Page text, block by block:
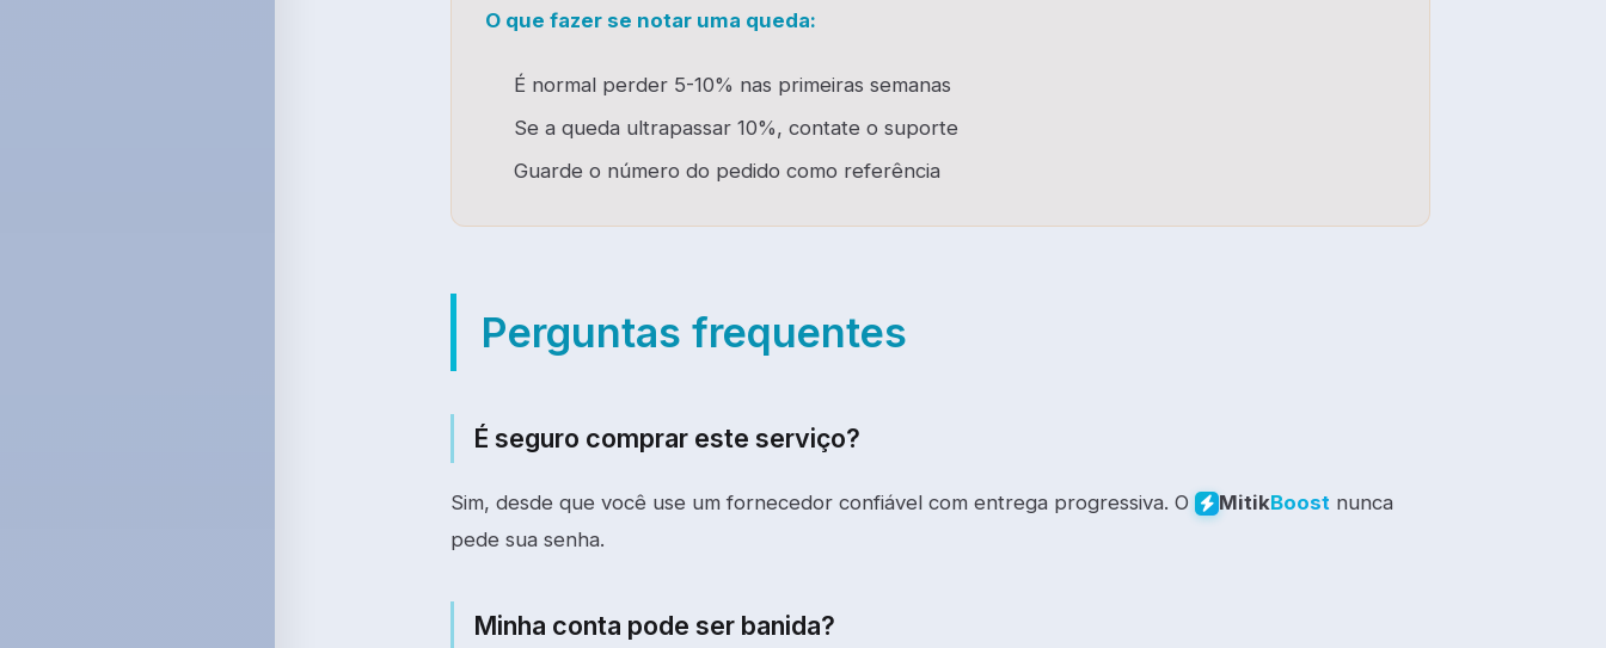
O que fazer se notar uma queda:
É normal perder 5-10% nas primeiras semanas
Se a queda ultrapassar 10%, contate o suporte
Guarde o número do pedido como referência
Perguntas frequentes
É seguro comprar este serviço?
Sim, desde que você use um fornecedor confiável com entrega progressiva. O MitikBoost nunca
pede sua senha.
Minha conta pode ser banida?